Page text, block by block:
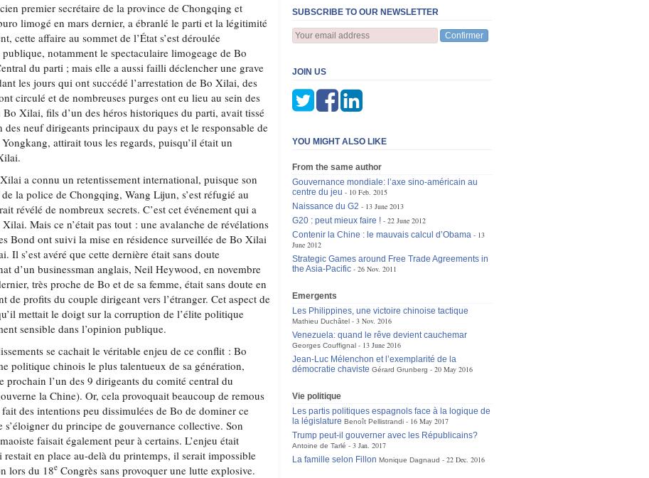
premier secrétaire de la province de Chongqing et
limogé en mars dernier, a ébranlé le parti et la légitimité
cette affaire au sommet de l’État s’est déroulée
notamment le spectaculaire limogeage de Bo
du parti ; mais elle a aussi failli déclencher une grave
les jours qui ont succédé l’arrestation de Bo Xilai, des
circulé et de nombreuses purges ont eu lieu au sein des
Bo Xilai, fils d’un des héros historiques du parti, avait tissé
des neuf dirigeants principaux du pays et le responsable de
attirait tous les regards, puisqu’il était un
a connu un retentissement international, puisque son
la police de Chongqing, Wang Lijun, s’est réfugié au
révélé de nombreux secrets. C’est cet événement qui a
Mais ce n’était pas tout : une avalanche de révélations
Bond ont suivi la mise en résidence surveillée de Bo Xilai
Il s’est avéré que cette dernière était sans doute
d’un businessman anglais, Neil Heywood, en novembre
très proche de Bo et de sa femme, était sans doute en
de profits du couple dirigeant vers l’étranger. Cet aspect de
mettait le doigt sur la corruption de l’élite politique
sensible dans l’opinion publique.
se cachait le véritable enjeu de ce conflit : Bo
politique chinois le plus talentueux de sa génération,
prochain l’un des 9 dirigeants du comité central du
la Chine). Or, cela provoquait beaucoup de remous
des intentions peu dissimulées de Bo de dominer ce
du principe de gouvernance collective. Son
faisait également peur à certains. L’enjeu était
en place au-delà du printemps, il serait impossible
lors du 18e Congrès sans provoquer une lutte explosive.
SUBSCRIBE TO OUR NEWSLETTER
Confirmer
JOIN US
YOU MIGHT ALSO LIKE
From the same author
Gouvernance mondiale: l’axe sino-américain au
centre du jeu
10 Feb. 2015
Naissance du G2
13 June 2013
G20 : peut mieux faire !
22 June 2012
Contenir la Chine : le mauvais calcul d’Obama
13
June 2012
Strategic Games around Free Trade Agreements in
the Asia-Pacific
26 Nov. 2011
Emergents
Les Philippines, une victoire chinoise tactique
Mathieu Duchâtel
3 Nov. 2016
Venezuela: quand le rêve devient cauchemar
Georges Couffignal
13 June 2016
Jean-Luc Mélenchon et l’exemplarité de la
démocratie chaviste Gérard Grunberg 20 May 2016
Vie politique
Les partis politiques espagnols face à la logique de
la législature Benoît Pellistrandi
16 May 2017
Trump peut-il gouverner avec les Républicains?
Antoine de Tarlé
3 Jan. 2017
La famille selon Fillon Monique Dagnaud 22 Dec. 2016